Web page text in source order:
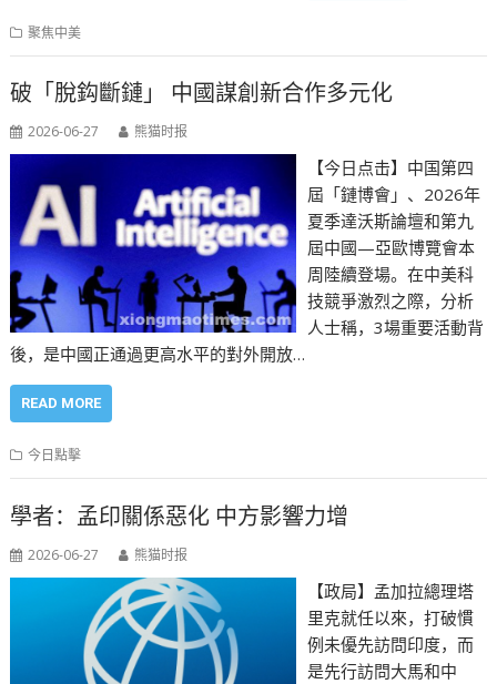
聚焦中美
破「脫鈎斷鏈」 中國謀創新合作多元化
2026-06-27 熊猫时报
【今日点击】中国第四
屆「鏈博會」、2026年
夏季達沃斯論壇和第九
屆中國—亞歐博覽會本
周陸續登場。在中美科
技競爭激烈之際，分析
人士稱，3場重要活動背
後，是中國正通過更高水平的對外開放…
READ MORE
今日點擊
學者：孟印關係惡化 中方影響力增
2026-06-27 熊猫时报
【政局】孟加拉總理塔
里克就任以來，打破慣
例未優先訪問印度，而
是先行訪問大馬和中